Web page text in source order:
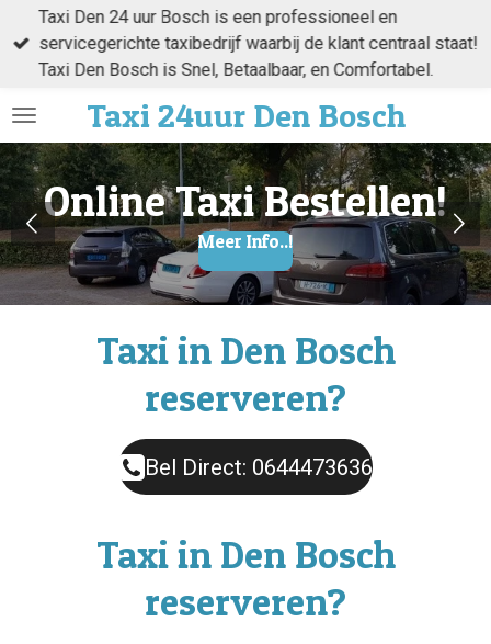
direct
naar
hoofdinhoudTaxi24uur Den Bosch
Taxi Den 24 uur Bosch is een professioneel en
servicegerichte taxibedrijf waarbij de klant centraal staat!
Taxi Den Bosch is Snel, Betaalbaar, en Comfortabel.
Online Taxi Bestellen!
Meer Info..!
Taxi in Den Bosch
reserveren?
Bel Direct: 0644473636
Taxi in Den Bosch
reserveren?